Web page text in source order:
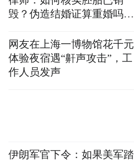
毁？伪造结婚证算重婚吗？
网友在上海一博物馆花千元
体验夜宿遇“鼾声攻击”，工
作人员发声
伊朗军官下令：如果美军踏